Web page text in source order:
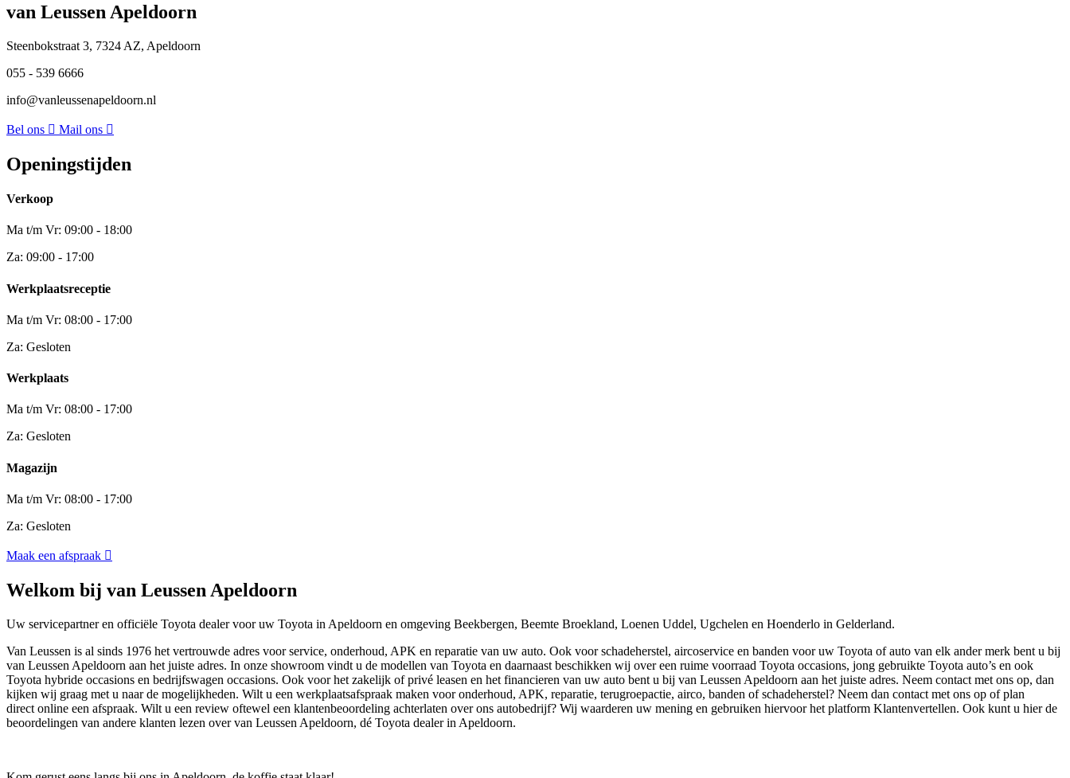
van Leussen Apeldoorn
Steenbokstraat 3, 7324 AZ, Apeldoorn
055 - 539 6666
info@vanleussenapeldoorn.nl
Bel ons Mail ons
Openingstijden
Verkoop
Ma t/m Vr: 09:00 - 18:00
Za: 09:00 - 17:00
Werkplaatsreceptie
Ma t/m Vr: 08:00 - 17:00
Za: Gesloten
Werkplaats
Ma t/m Vr: 08:00 - 17:00
Za: Gesloten
Magazijn
Ma t/m Vr: 08:00 - 17:00
Za: Gesloten
Maak een afspraak
Welkom bij van Leussen Apeldoorn
Uw servicepartner en officiële Toyota dealer voor uw Toyota in Apeldoorn en omgeving Beekbergen, Beemte Broekland, Loenen Uddel, Ugchelen en Hoenderlo in Gelderland.
Van Leussen is al sinds 1976 het vertrouwde adres voor service, onderhoud, APK en reparatie van uw auto. Ook voor schadeherstel, aircoservice en banden voor uw Toyota of auto van elk ander merk bent u bij
van Leussen Apeldoorn aan het juiste adres. In onze showroom vindt u de modellen van Toyota en daarnaast beschikken wij over een ruime voorraad Toyota occasions, jong gebruikte Toyota auto’s en ook
Toyota hybride occasions en bedrijfswagen occasions. Ook voor het zakelijk of privé leasen en het financieren van uw auto bent u bij van Leussen Apeldoorn aan het juiste adres. Neem contact met ons op, dan
kijken wij graag met u naar de mogelijkheden. Wilt u een werkplaatsafspraak maken voor onderhoud, APK, reparatie, terugroepactie, airco, banden of schadeherstel? Neem dan contact met ons op of plan
direct online een afspraak. Wilt u een review oftewel een klantenbeoordeling achterlaten over ons autobedrijf? Wij waarderen uw mening en gebruiken hiervoor het platform Klantenvertellen. Ook kunt u hier de
beoordelingen van andere klanten lezen over van Leussen Apeldoorn, dé Toyota dealer in Apeldoorn.